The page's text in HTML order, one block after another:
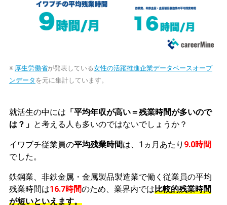
※ 厚生労働省が発表している女性の活躍推進企業データベースオープ
ンデータ を元に集計しています。
就活生の中には 「平均年収が高い＝残業時間が多いので
は？」 と考える人も多いのではないでしょうか？
イワブチ従業員の平均残業時間は、1ヵ月あたり 9.0時間
でした。
鉄鋼業、非鉄金属・金属製品製造業で働く従業員の平均
残業時間は16.7時間のため、業界内では比較的残業時間
が短いといえます。